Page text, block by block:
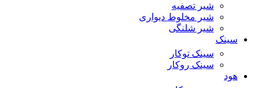
شیر تصفیه
شیر مخلوط دیواری
شیر شلنگی
سینک
سینک توکار
سینک روکار
هود